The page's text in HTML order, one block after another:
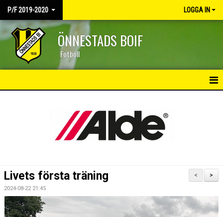
P/F 2019-2020 LOGGA IN
ÖNNESTADS BOIF
Fotboll
TRUPPEN
BILDGALLERI
>
<
Livets första träning
2024-08-22 21:45